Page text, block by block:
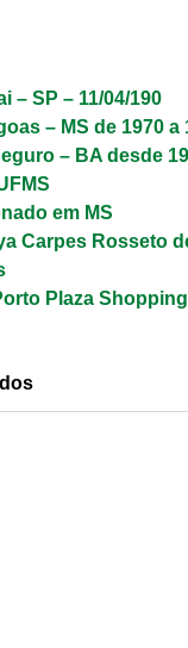
– SP – 11/04/190
– MS de 1970 a
– BA desde
em MS
Carpes Rosseto
Plaza